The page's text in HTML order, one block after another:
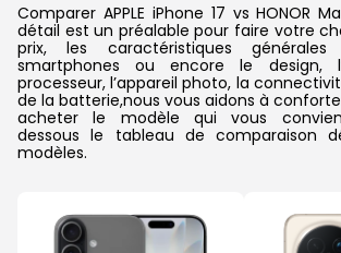
Comparer APPLE iPhone 17 vs HONOR
détail est un préalable pour faire votre
prix, les caractéristiques
smartphones ou encore le design,
processeur, l’appareil photo, la
de la batterie,nous vous aidons à
acheter le modèle qui vous
dessous le tableau de comparaison
modèles.